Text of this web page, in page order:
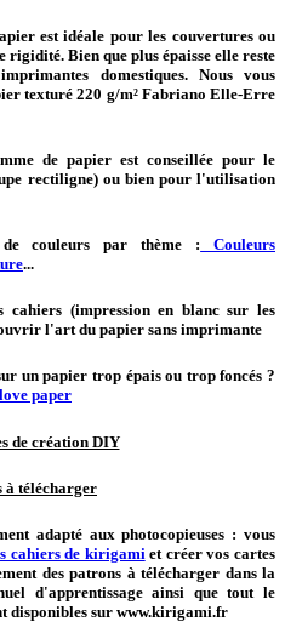
est idéale pour les couvertures ou
rigidité. Bien que plus épaisse elle reste
domestiques. Nous vous
texturé 220 g/m² Fabriano Elle-Erre
de papier est conseillée pour le
rectiligne) ou bien pour l'utilisation
de couleurs par thème : Couleurs
...
cahiers (impression en blanc sur les
l'art du papier sans imprimante
un papier trop épais ou trop foncés ?
love paper
de création DIY
à télécharger
adapté aux photocopieuses : vous
cahiers de kirigami et créer vos cartes
des patrons à télécharger dans la
d'apprentissage ainsi que tout le
disponibles sur www.kirigami.fr